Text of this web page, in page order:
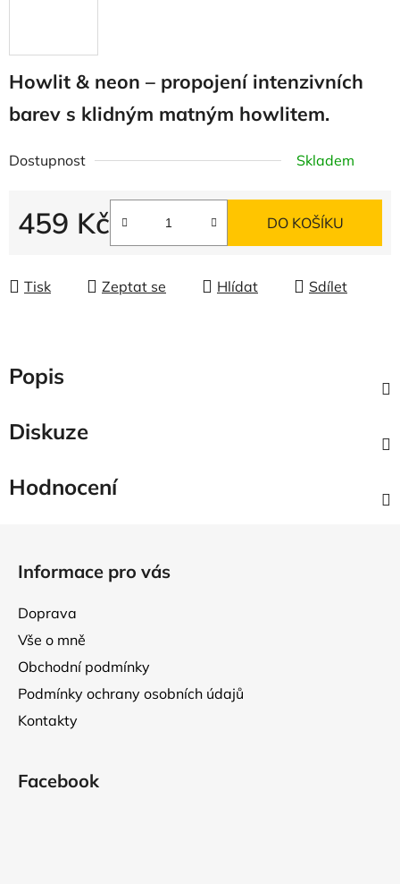
Howlit & neon – propojení intenzivních
barev s klidným matným howlitem.
Dostupnost Skladem
459 Kč DO KOŠÍKU
Tisk Zeptat se Hlídat Sdílet
Popis
Diskuze
Hodnocení
Informace pro vás
Doprava
Vše o mně
Obchodní podmínky
Podmínky ochrany osobních údajů
Kontakty
Facebook